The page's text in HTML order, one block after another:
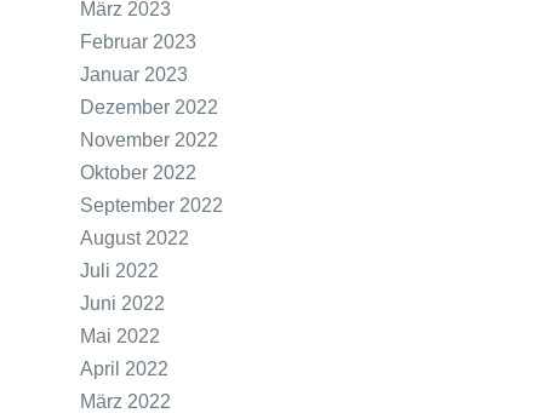
März 2023
Februar 2023
Januar 2023
Dezember 2022
November 2022
Oktober 2022
September 2022
August 2022
Juli 2022
Juni 2022
Mai 2022
April 2022
März 2022